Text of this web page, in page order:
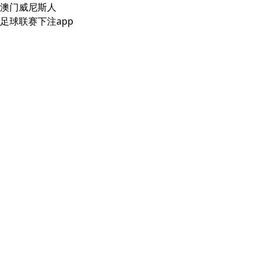
澳门威尼斯人
足球联赛下注app